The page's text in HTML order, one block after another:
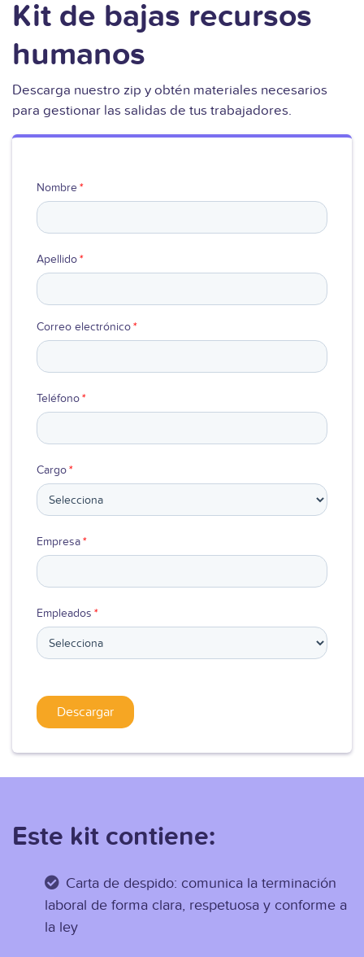
Ver video
Kit de bajas recursos
humanos
Descarga nuestro zip y obtén materiales necesarios
para gestionar las salidas de tus trabajadores.
Nombre*
Apellido*
Correo electrónico*
Teléfono*
Cargo*
Empresa*
Empleados *
Este kit contiene:
Carta de despido: comunica la terminación
laboral de forma clara, respetuosa y conforme a
la ley